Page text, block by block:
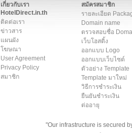
เกี่ยวกับเรา
HotelDirect.in.th
ติดต่อเรา
ข่าวสาร
แผนผัง
โฆษณา
User Agreement
Privacy Policy
สมาชิก
สมัครสมาชิก
รายละเอียด
Domain name
ตรวจสอบชื่อ
เว็บโฮสติ้ง
ออกแบบ Logo
ออกแบบเว็บไซต์
ตัวอย่าง Template
Template มาใหม่
วิธีการชำระเงิน
ยืนยันชำระเงิน
ต่ออายุ
"Our infrastructure is secured